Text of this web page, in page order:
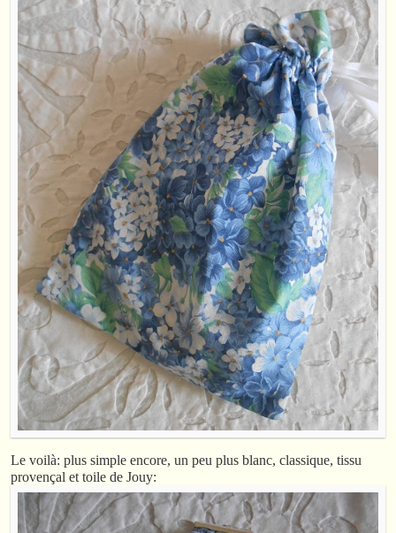
Le voilà: plus simple encore, un peu plus blanc, classique, tissu
provençal et toile de Jouy: